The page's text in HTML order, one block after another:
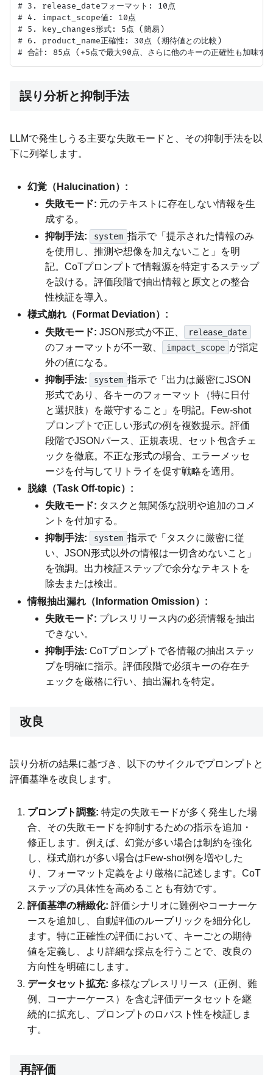
# 3. release_dateフォーマット: 10点
# 4. impact_scope値: 10点
# 5. key_changes形式: 5点 (簡易)
# 6. product_name正確性: 30点 (期待値との比較)
誤り分析と抑制手法
LLMで発生しうる主要な失敗モードと、その抑制手法を以
下に列挙します。
幻覚（Halucination）:
失敗モード: 元のテキストに存在しない情報を生
成する。
抑制手法:
system 指示で「提示された情報のみ
を使用し、推測や想像を加えないこと」を明
記。CoTプロンプトで情報源を特定するステップ
を設ける。評価段階で抽出情報と原文との整合
性検証を導入。
様式崩れ（Format Deviation）:
失敗モード: JSON形式が不正、 release_date
のフォーマットが不一致、 impact_scope が指定
外の値になる。
抑制手法:
system 指示で「出力は厳密にJSON
形式であり、各キーのフォーマット（特に日付
と選択肢）を厳守すること」を明記。Few-shot
プロンプトで正しい形式の例を複数提示。評価
段階でJSONパース、正規表現、セット包含チェ
ックを徹底。不正な形式の場合、エラーメッセ
ージを付与してリトライを促す戦略を適用。
脱線（Task Off-topic）:
失敗モード: タスクと無関係な説明や追加のコメ
ントを付加する。
抑制手法:
system 指示で「タスクに厳密に従
い、JSON形式以外の情報は一切含めないこと」
を強調。出力検証ステップで余分なテキストを
除去または検出。
情報抽出漏れ（Information Omission）:
失敗モード: プレスリリース内の必須情報を抽出
できない。
抑制手法: CoTプロンプトで各情報の抽出ステッ
プを明確に指示。評価段階で必須キーの存在チ
ェックを厳格に行い、抽出漏れを特定。
改良
誤り分析の結果に基づき、以下のサイクルでプロンプトと
評価基準を改良します。
プロンプト調整: 特定の失敗モードが多く発生した場
合、その失敗モードを抑制するための指示を追加・
修正します。例えば、幻覚が多い場合は制約を強化
し、様式崩れが多い場合はFew-shot例を増やした
り、フォーマット定義をより厳格に記述します。CoT
ステップの具体性を高めることも有効です。
評価基準の精緻化: 評価シナリオに難例やコーナーケ
ースを追加し、自動評価のルーブリックを細分化し
ます。特に正確性の評価において、キーごとの期待
値を定義し、より詳細な採点を行うことで、改良の
方向性を明確にします。
データセット拡充: 多様なプレスリリース（正例、難
例、コーナーケース）を含む評価データセットを継
続的に拡充し、プロンプトのロバスト性を検証しま
す。
再評価